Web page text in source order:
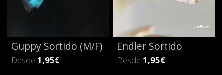
Guppy Sortido (M/F)
Desde 1,95€
Endler Sortido
Desde 1,95€